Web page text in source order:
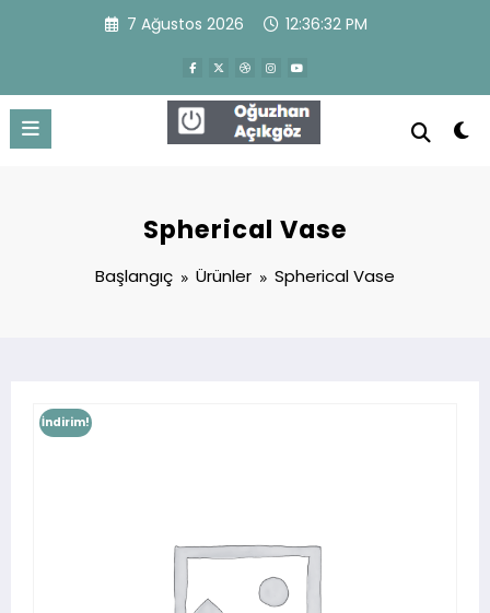
7 Ağustos 2026 12:36:33 PM
Spherical Vase
Başlangıç Ürünler Spherical Vase
İndirim!